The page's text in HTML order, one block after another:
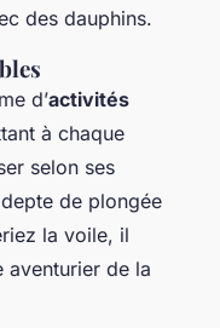
des dauphins.
d’activités
à chaque
selon ses
de plongée
la voile, il
aventurier de la